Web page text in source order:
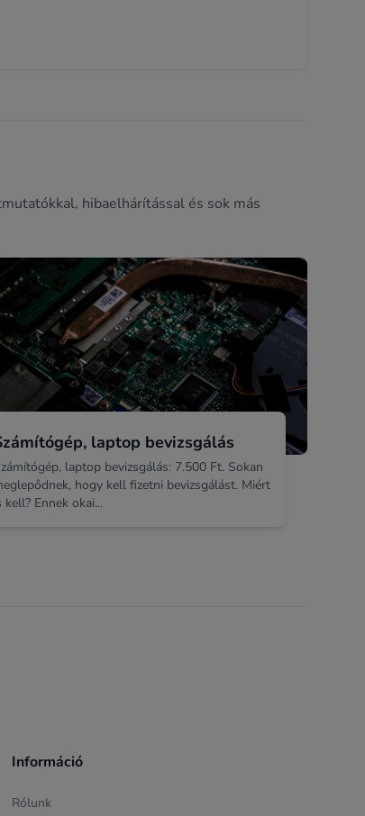
hibaelhárítással és sok más
laptop bevizsgálás
laptop bevizsgálás: 7.500 Ft. Sokan
hogy kell fizetni bevizsgálást. Miért
kell? Ennek okai...
Információ
Rólunk